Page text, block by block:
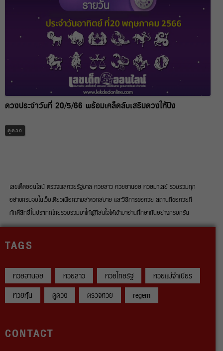
ดวงประจำวันที่ 20/5/66 พร้อมเคล็ดลับเสริมดวงให้ปัง
ดูดวง
เลขเด็ดออนไลน์ ตรวจผลหวยรัฐบาล หวยลาว หวยฮานอย หวยมาเลย์ รวบรวมทุก
อย่างครบจบในเว็บเดียวเพื่อความสะดวกสบาย และวิธีการขอหวย สถานที่ขอหวยที่
ศักดิ์สิทธิ์ในประเทศไทยรวบรวมมาให้ผู้ที่สนใจได้เข้ามาอ่านศึกษากันอย่างครบครัน
TAGS
หวยฮานอย หวยลาว หวยไทยรัฐ
หวยแม่จำเนียร
หวยหุ้น
ดูดวง ตรวจหวย regem
CONTACT